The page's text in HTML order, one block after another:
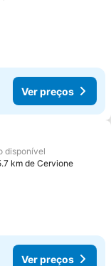
Ver preços
favoritos
disponível
km de Cervione
Ver preços